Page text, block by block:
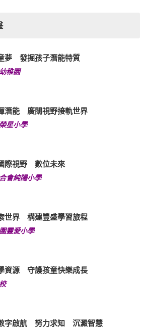
夢 發掘孩子潛能特質
稚園
潛能 廣闊視野接軌世界
星小學
際視野 數位未來
會純陽小學
世界 構建豐盛學習旅程
靈愛小學
資源 守護孩童快樂成長
字啟航 努力求知 沉澱智慧